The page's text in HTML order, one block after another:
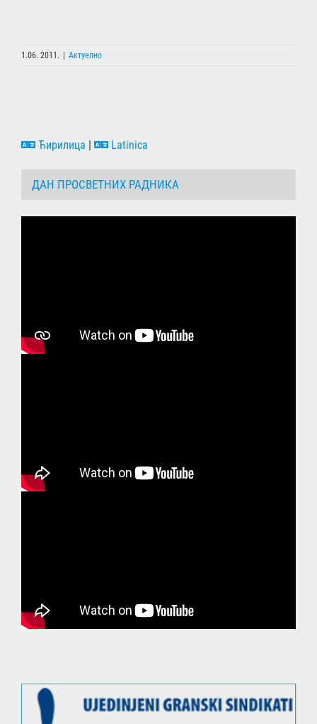
1.06. 2011. | Актуелно
Ћирилица | Latinica
ДАН ПРОСВЕТНИХ РАДНИКА